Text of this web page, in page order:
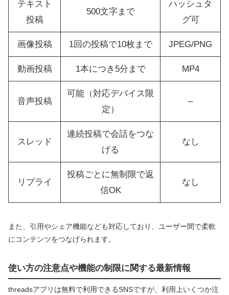
テキスト
投稿
500文字まで
ハッシュタ
グ可
画像投稿 1回の投稿で10枚まで JPEG/PNG
動画投稿 1本につき5分まで MP4
音声投稿
可能（対応デバイス限
定）
–
スレッド
連続投稿で会話をつな
げる
なし
リプライ
投稿ごとに無制限で返
信OK
なし
また、引用やシェア機能なども対応しており、ユーザー間で柔軟
にコンテンツをつなげられます。
使い方の注意点や機能の制限に関する最新情報
threadsアプリは無料で利用できるSNSですが、利用上いくつか注